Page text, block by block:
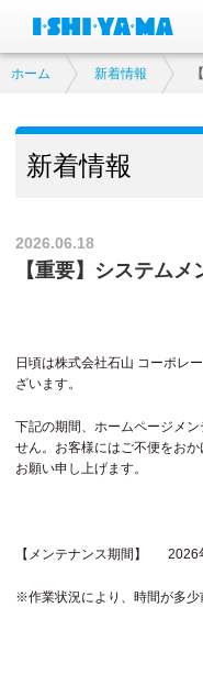
ホーム 新着情報
新着情報
2026.06.18
【重要】システム
日頃は株式会社石山 コーポレ
ざいます。
下記の期間、ホームページメ
せん。お客様にはご不便をお
お願い申し上げます。
【メンテナンス期間】 2026
※作業状況により、時間が多少